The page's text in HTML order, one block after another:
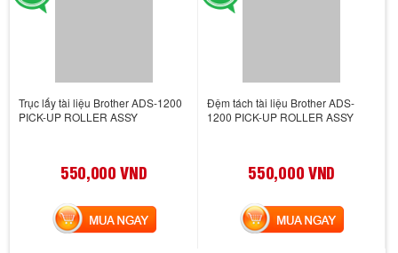
Trục lấy tài liệu Brother ADS-1200
PICK-UP ROLLER ASSY
550,000 VND
MUA NGAY
Đệm tách tài liệu Brother ADS-
1200 PICK-UP ROLLER ASSY
550,000 VND
MUA NGAY